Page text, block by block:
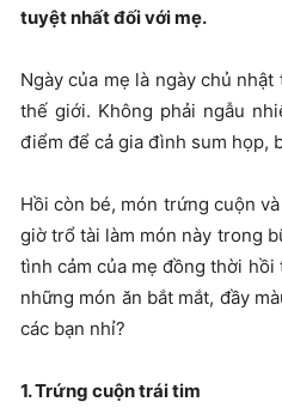
tuyệt nhất đối với mẹ.
Ngày của mẹ là ngày chủ
thế giới. Không phải ngẫu
điểm để cả gia đình sum họp,
Hồi còn bé, món trứng cuộn
giờ trổ tài làm món này trong
tình cảm của mẹ đồng thời
những món ăn bắt mắt, đầy
các bạn nhỉ?
1. Trứng cuộn trái tim